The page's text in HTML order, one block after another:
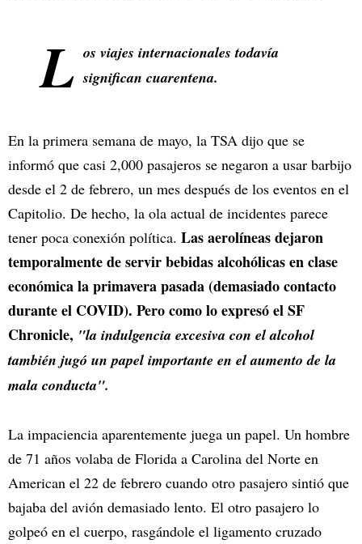
L os viajes internacionales todavía
significan cuarentena.
En la primera semana de mayo, la TSA dijo que se
informó que casi 2,000 pasajeros se negaron a usar barbijo
desde el 2 de febrero, un mes después de los eventos en el
Capitolio. De hecho, la ola actual de incidentes parece
tener poca conexión política. Las aerolíneas dejaron
temporalmente de servir bebidas alcohólicas en clase
económica la primavera pasada (demasiado contacto
durante el COVID). Pero como lo expresó el SF
Chronicle, "la indulgencia excesiva con el alcohol
también jugó un papel importante en el aumento de la
mala conducta".
La impaciencia aparentemente juega un papel. Un hombre
de 71 años volaba de Florida a Carolina del Norte en
American el 22 de febrero cuando otro pasajero sintió que
bajaba del avión demasiado lento. El otro pasajero lo
golpeó en el cuerpo, rasgándole el ligamento cruzado